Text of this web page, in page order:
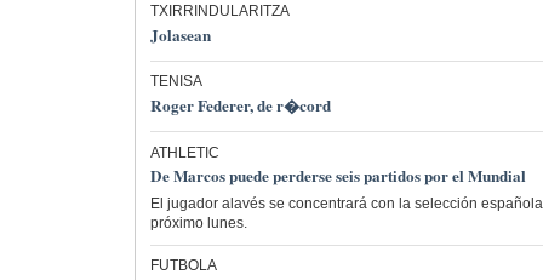
TXIRRINDULARITZA
Jolasean
TENISA
Roger Federer, de r�cord
ATHLETIC
De Marcos puede perderse seis partidos por el Mundial
El jugador alavés se concentrará con la selección
próximo lunes.
FUTBOLA